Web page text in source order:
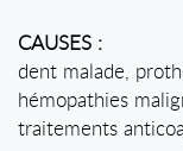
CAUSES :
dent malade,
hémopathies
traitements